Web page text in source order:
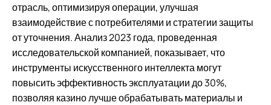
отрасль, оптимизируя операции, улучшая
взаимодействие с потребителями и стратегии защиты
от уточнения. Анализ 2023 года, проведенная
исследовательской компанией, показывает, что
инструменты искусственного интеллекта могут
повысить эффективность эксплуатации до 30%,
позволяя казино лучше обрабатывать материалы и